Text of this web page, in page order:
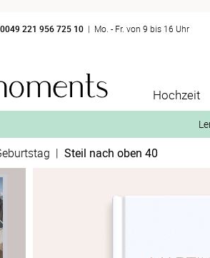
0049 221 956 725 10 | Mo. - Fr. von 9 bis 16 Uhr
Hochzeit
| Steil nach oben 40